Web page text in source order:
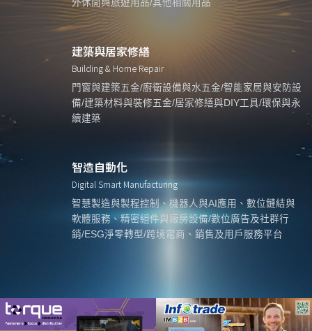
外休閒與旅遊用品/其他相關用品
建築與居家修繕
Building & Home Repair
門窗與建築五金/廚衛設備與水五金/智能家居與安防設
備/建築材料與裝修五金/居家修繕與DIY工具/環保與永
續建築
智造自動化
Digital Smart Manufacturing
智慧製造與製程控制、機器人與AI應用、數位鏈結與
軟體服務、精密組件與廠房設備/數位廣告及社群行
銷/ESG淨零轉型/跨境電商、銷售及用戶服務平台